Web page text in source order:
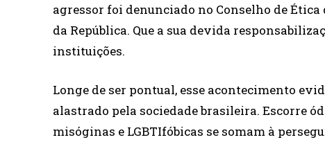
agressor foi denunciado no Conselho de
da República. Que a sua devida
instituições.
Longe de ser pontual, esse acontecimento
alastrado pela sociedade brasileira. Escorre
misóginas e LGBTIfóbicas se somam à